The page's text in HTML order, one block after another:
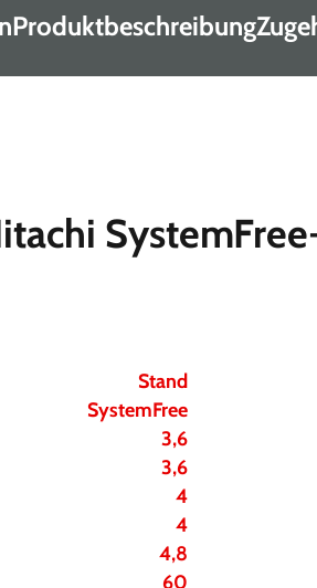
Produktbeschreibung
Stand
SystemFree
3,6
3,6
4
4
4,8
60